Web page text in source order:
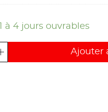
à 4 jours ouvrables
Ajouter